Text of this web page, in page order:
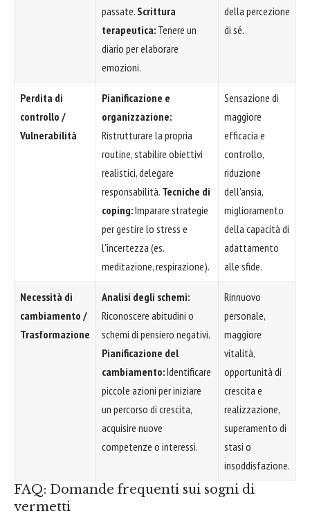
passate. Scrittura
terapeutica: Tenere un
diario per elaborare
emozioni.
della percezione
di sé.
Perdita di
controllo /
Vulnerabilità
Pianificazione e
organizzazione:
Ristrutturare la propria
routine, stabilire obiettivi
realistici, delegare
responsabilità. Tecniche di
coping:Imparare strategie
per gestire lo stress e
l'incertezza (es.
meditazione, respirazione).
Sensazione di
maggiore
efficacia e
controllo,
riduzione
dell'ansia,
miglioramento
della capacità di
adattamento
alle sfide.
Necessità di
cambiamento /
Trasformazione
Analisi degli schemi:
Riconoscere abitudini o
schemi di pensiero negativi.
Pianificazione del
cambiamento:Identificare
piccole azioni per iniziare
un percorso di crescita,
acquisire nuove
competenze o interessi.
Rinnuovo
personale,
maggiore
vitalità,
opportunità di
crescita e
realizzazione,
superamento di
stasi o
insoddisfazione.
FAQ: Domande frequenti sui sogni di
vermetti